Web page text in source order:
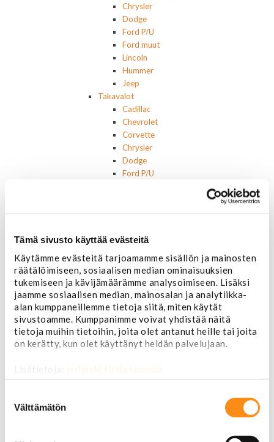
Tämä sivusto käyttää evästeitä
Käytämme evästeitä tarjoamamme sisällön ja mainosten
räätälöimiseen, sosiaalisen median ominaisuuksien
tukemiseen ja kävijämäärämme analysoimiseen. Lisäksi
jaamme sosiaalisen median, mainosalan ja analytiikka-
alan kumppaneillemme tietoja siitä, miten käytät
sivustoamme. Kumppanimme voivat yhdistää näitä
tietoja muihin tietoihin, joita olet antanut heille tai joita
on kerätty, kun olet käyttänyt heidän palvelujaan.
Lisätietoja: jarimaki.fi/tietosuoja
valinta
Välttämätön
Chrysler
Dodge
Ford P/U
Ford muut
Lincoln
Hummer
Jeep
Takavalot
Cadillac
Chevrolet
Corvette
Chrysler
Dodge
Ford P/U
Jeep
Muut
Sumu- ja peruutusvalot
Sivuvalot ja markerit
Polttimot
Sähköosat
Akut
Lasinnostin- ja keskuslukon moottorit
Laturit ja laturin osat
Laturin osat
Lämmitys ja ilmastointi